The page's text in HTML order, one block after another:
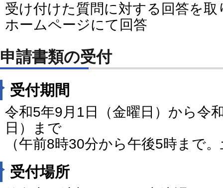
受け付けた質問に対する回答を
ホームページにて回答
申請書類の受付
受付期間
令和5年9月1日（金曜日）から令
日）まで
（午前8時30分から午後5時まで
受付場所